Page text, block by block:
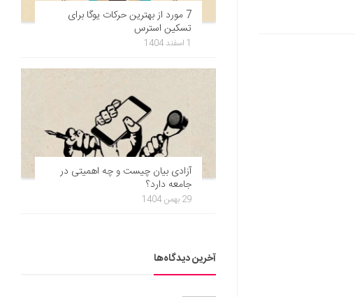
7 مورد از بهترین حرکات یوگا برای
تسکین استرس
1 اسفند 1404
آزادی بیان چیست و چه اهمیتی در
جامعه دارد؟
29 بهمن 1404
آخرین دیدگاه‌ها